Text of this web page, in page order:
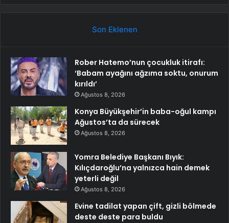
Son Eklenen
Rober Hatemo’nun çocukluk itirafı:
‘Babam ayağını ağzıma soktu, onurum
kırıldı’
Ağustos 8, 2026
Konya Büyükşehir’in baba-oğul kampı
Ağustos’ta da sürecek
Ağustos 8, 2026
Yomra Belediye Başkanı Bıyık:
Kılıçdaroğlu’na yalnızca hain demek
yeterli değil
Ağustos 8, 2026
Evine tadilat yapan çift, gizli bölmede
deste deste para buldu